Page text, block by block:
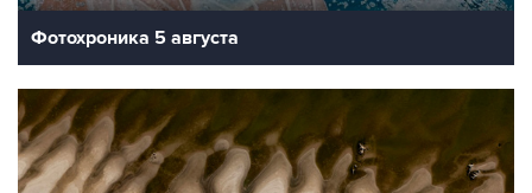
Фотохроника 5 августа